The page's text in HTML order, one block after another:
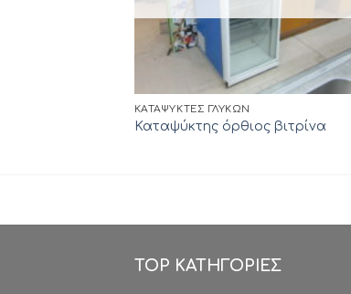
ΚΑΤΑΨΎΚΤΕΣ ΓΛΥΚΏΝ
Καταψύκτης όρθιος βιτρίνα
TOP ΚΑΤΗΓΟΡΙΕΣ